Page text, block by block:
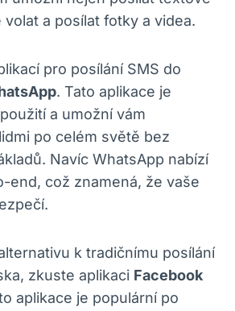
volat‌ a posílat fotky⁢ a ‍videa.
pro posílání‍ SMS do‍
. Tato ​aplikace je​
a umožní vám
po celém světě bez
Navíc ⁣WhatsApp nabízí
end, což znamená, že vaše
k ⁣tradičnímu⁤ posílání
zkuste aplikaci Facebook
‌aplikace⁢ je populární po